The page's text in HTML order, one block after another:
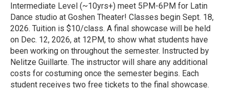
Intermediate Level (~10yrs+) meet 5PM-6PM for Latin
Dance studio at Goshen Theater! Classes begin Sept. 18,
2026. Tuition is $10/class. A final showcase will be held
on Dec. 12, 2026, at 12PM, to show what students have
been working on throughout the semester. Instructed by
Nelitze Guillarte. The instructor will share any additional
costs for costuming once the semester begins. Each
student receives two free tickets to the final showcase.